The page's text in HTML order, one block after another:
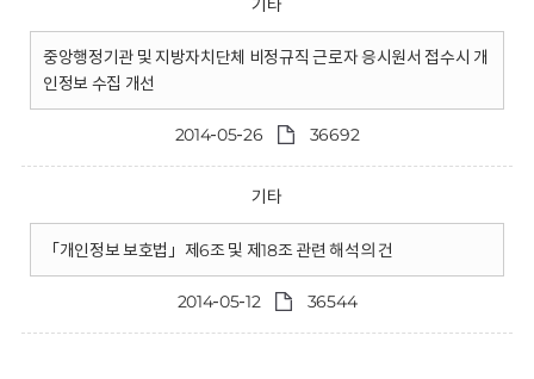
기타
중앙행정기관 및 지방자치단체 비정규직 근로자 응시원서 접수시 개
인정보 수집 개선
2014-05-26 36692
기타
「개인정보 보호법」제6조 및 제18조 관련 해석의 건
2014-05-12 36544